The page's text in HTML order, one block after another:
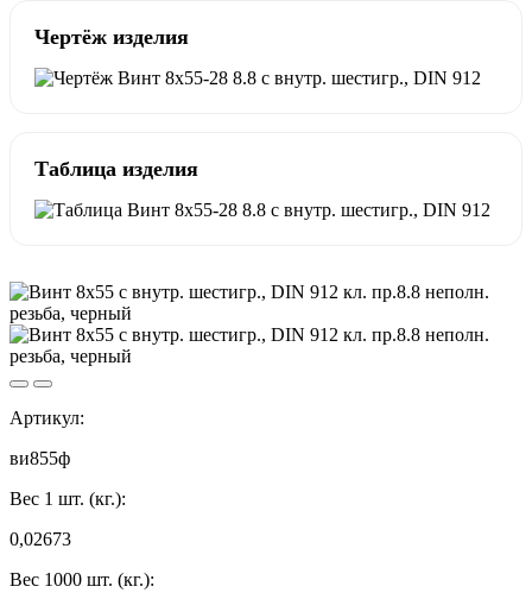
Чертёж изделия
Таблица изделия
Артикул:
ви855ф
Вес 1 шт. (кг.):
0,02673
Вес 1000 шт. (кг.):